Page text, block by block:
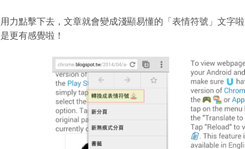
用力點擊下去，文章就會變成淺顯易懂的「表情符號」文字
是更有感覺啦！